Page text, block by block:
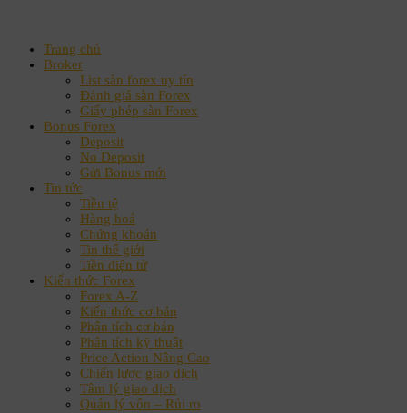
Trang chủ
Broker
List sàn forex uy tín
Đánh giá sàn Forex
Giấy phép sàn Forex
Bonus Forex
Deposit
No Deposit
Gửi Bonus mới
Tin tức
Tiền tệ
Hàng hoá
Chứng khoán
Tin thế giới
Tiền điện tử
Kiến thức Forex
Forex A-Z
Kiến thức cơ bản
Phân tích cơ bản
Phân tích kỹ thuật
Price Action Nâng Cao
Chiến lược giao dịch
Tâm lý giao dịch
Quản lý vốn – Rủi ro